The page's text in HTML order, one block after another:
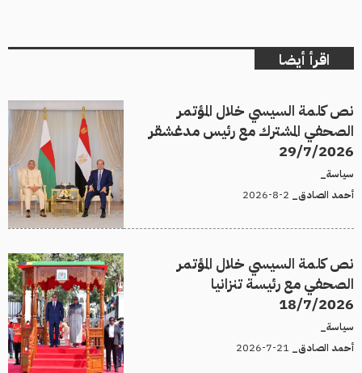
اقرأ أيضا
نص كلمة السيسي خلال المؤتمر
الصحفي المشترك مع رئيس مدغشقر
29/7/2026
سياسة_
أحمد الصادق_
نص كلمة السيسي خلال المؤتمر
الصحفي مع رئيسة تنزانيا
18/7/2026
سياسة_
أحمد الصادق_